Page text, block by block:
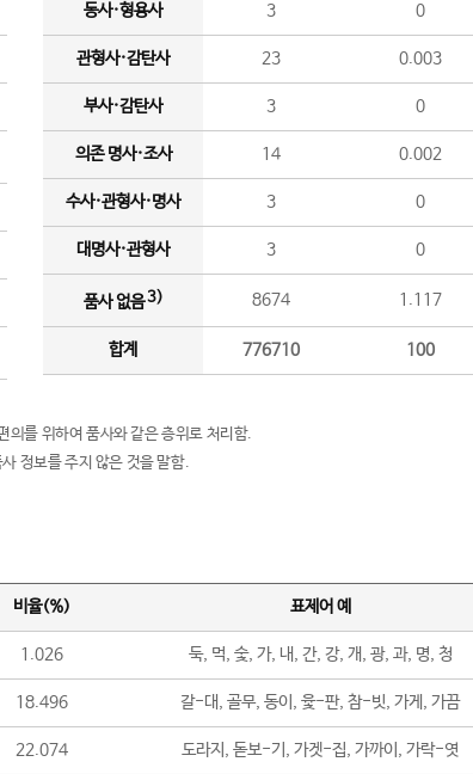
동사·형용사 3 0
관형사·감탄사 23 0.003
부사·감탄사 3 0
의존 명사·조사 14 0.002
수사·관형사·명사 3 0
대명사·관형사 3 0
품사 없음3) 8674 1.117
합계 776710 100
의를 위하여 품사와 같은 층위로 처리함.
정보를 주지 않은 것을 말함.
비율(%) 표제어 예
1.026 둑, 먹, 숯, 가, 내, 간, 강, 개, 광, 과, 명, 청
18.496 갈-대, 골무, 동이, 윷-판, 참-빗, 가게, 가끔
22.074 도라지, 돋보-기, 가겟-집, 가까이, 가락-엿